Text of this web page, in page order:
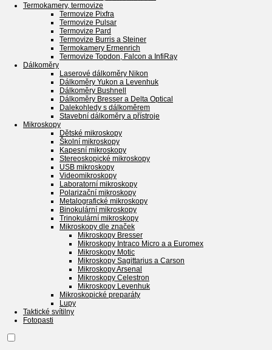
Termokamery, termovize
Termovize Pixfra
Termovize Pulsar
Termovize Pard
Termovize Burris a Steiner
Termokamery Ermenrich
Termovize Topdon, Falcon a InfiRay
Dálkoměry
Laserové dálkoměry Nikon
Dálkoměry Yukon a Levenhuk
Dálkoměry Bushnell
Dálkoměry Bresser a Delta Optical
Dalekohledy s dálkoměrem
Stavební dálkoměry a přístroje
Mikroskopy
Dětské mikroskopy
Školní mikroskopy
Kapesní mikroskopy
Stereoskopické mikroskopy
USB mikroskopy
Videomikroskopy
Laboratorní mikroskopy
Polarizační mikroskopy
Metalografické mikroskopy
Binokulární mikroskopy
Trinokulární mikroskopy
Mikroskopy dle značek
Mikroskopy Bresser
Mikroskopy Intraco Micro a a Euromex
Mikroskopy Motic
Mikroskopy Sagittarius a Carson
Mikroskopy Arsenal
Mikroskopy Celestron
Mikroskopy Levenhuk
Mikroskopické preparáty
Lupy
Taktické svítilny
Fotopasti